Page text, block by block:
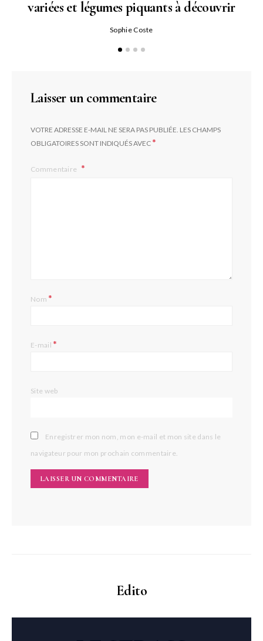
variées et légumes piquants à découvrir
Sophie Coste
Laisser un commentaire
VOTRE ADRESSE E-MAIL NE SERA PAS PUBLIÉE. LES CHAMPS
OBLIGATOIRES SONT INDIQUÉS AVEC*
Commentaire
Nom*
E-mail*
Site web
Enregistrer mon nom, mon e-mail et mon site dans le
navigateur pour mon prochain commentaire.
Edito